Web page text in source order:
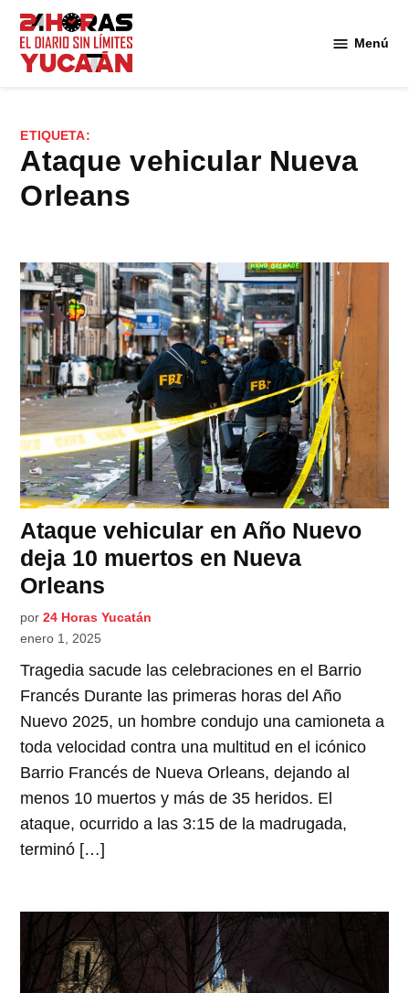
Saltar
contenido
Menú
ETIQUETA:
ataque vehicular Nueva
Orleans
Ataque vehicular en Año Nuevo
deja 10 muertos en Nueva
Orleans
por 24 Horas Yucatán
enero 1, 2025
Tragedia sacude las celebraciones en el Barrio
Francés Durante las primeras horas del Año
Nuevo 2025, un hombre condujo una camioneta a
toda velocidad contra una multitud en el icónico
Barrio Francés de Nueva Orleans, dejando al
menos 10 muertos y más de 35 heridos. El
ataque, ocurrido a las 3:15 de la madrugada,
terminó […]